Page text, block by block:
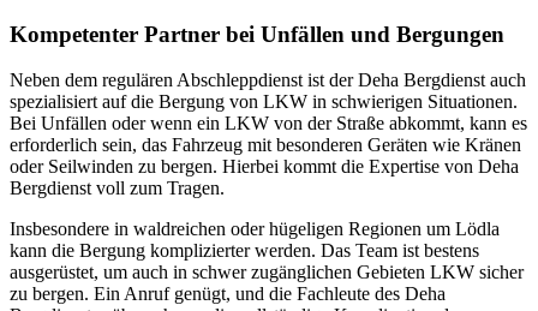
Kompetenter Partner bei Unfällen und Bergungen
Neben dem regulären Abschleppdienst ist der Deha Bergdienst auch
spezialisiert auf die Bergung von LKW in schwierigen Situationen.
Bei Unfällen oder wenn ein LKW von der Straße abkommt, kann es
erforderlich sein, das Fahrzeug mit besonderen Geräten wie Kränen
oder Seilwinden zu bergen. Hierbei kommt die Expertise von Deha
Bergdienst voll zum Tragen.
Insbesondere in waldreichen oder hügeligen Regionen um Lödla
kann die Bergung komplizierter werden. Das Team ist bestens
ausgerüstet, um auch in schwer zugänglichen Gebieten LKW sicher
zu bergen. Ein Anruf genügt, und die Fachleute des Deha